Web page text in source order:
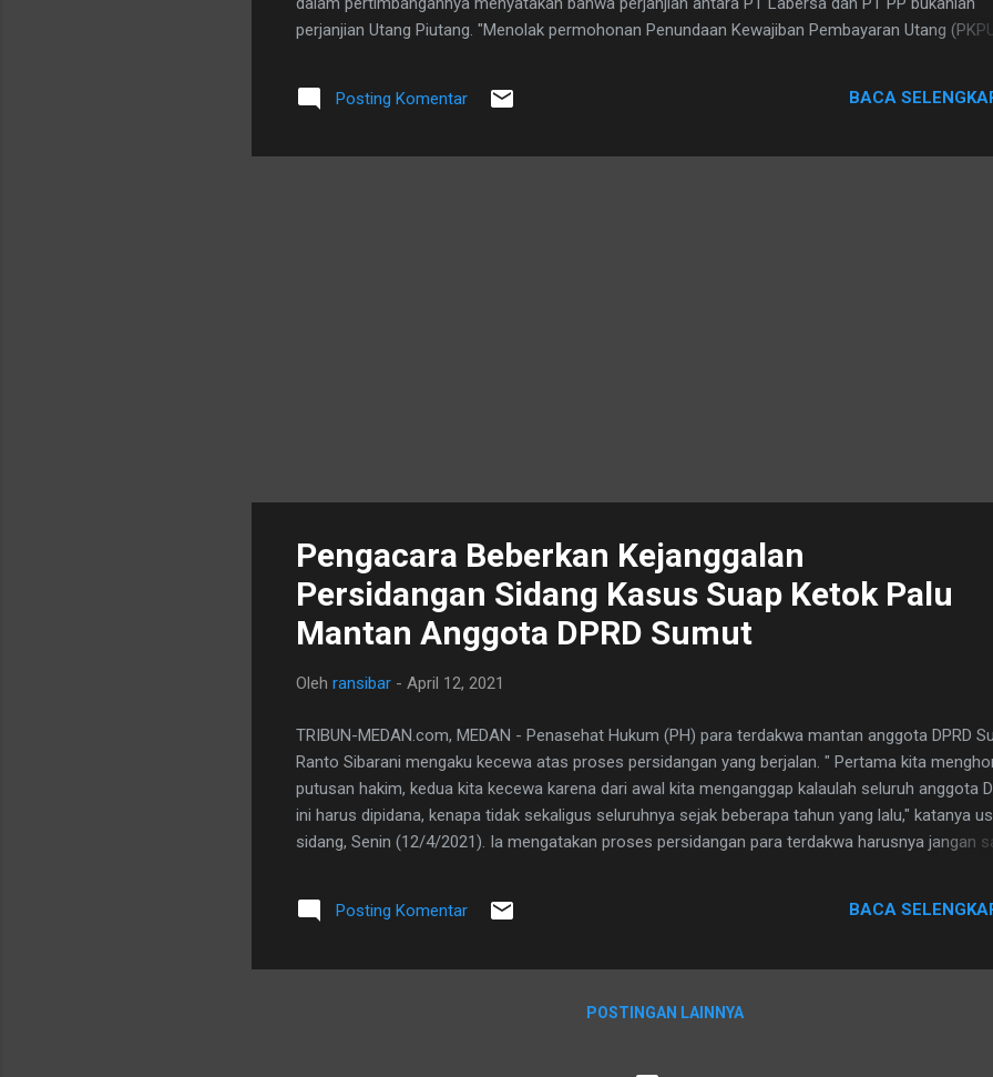
perjanjian Utang Piutang. "Menolak permohonan Penundaan Kewajiban Pembayaran Utang
biaya perkara sejumlah Rp 2.788.000," kata Hakim Ketua Dominggus Silaban. Menanggapi putusan
tersebut, Tim Penasehat Hukum (PH) Termohon, Ranto Sibarani , SH, Dr. Panca Sarjana Putra,
mengapresiasi putusan tersebut. Dikatakan Ranto putusan tersebut sudah mencerminkan
Posting Komentar BACA
Pengacara Beberkan Kejanggalan
Persidangan Sidang Kasus Suap Ketok Palu
Mantan Anggota DPRD Sumut
Oleh ransibar - April 12, 2021
TRIBUN-MEDAN.com, MEDAN - Penasehat Hukum (PH) para terdakwa mantan anggota DPRD
Ranto Sibarani mengaku kecewa atas proses persidangan yang berjalan. " Pertama kita
putusan hakim, kedua kita kecewa karena dari awal kita menganggap kalaulah seluruh anggota
ini harus dipidana, kenapa tidak sekaligus seluruhnya sejak beberapa tahun yang lalu," katanya
sidang, Senin (12/4/2021). Ia mengatakan proses persidangan para terdakwa harusnya jangan
hukumannya menunggu kapan akan ditangkap, diperiksa, diadili," katanya. Selain itu, kata Ranto
pihaknya juga kecewa dengan tuntutan jaksa serta barang bukti yang ada. "Kita juga sangat
bukti-bukti flashdisk, catatan berapa uang yang diterima oleh para terdakwa ini dibuat setelah ti...
Posting Komentar BACA
POSTINGAN LAINNYA